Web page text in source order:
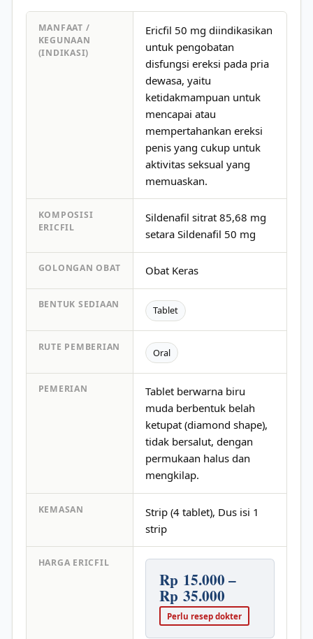
MANFAAT /
KEGUNAAN
(INDIKASI)
Ericfil 50 mg diindikasikan
untuk pengobatan
disfungsi ereksi pada pria
dewasa, yaitu
ketidakmampuan untuk
mencapai atau
mempertahankan ereksi
penis yang cukup untuk
aktivitas seksual yang
memuaskan.
KOMPOSISI
ERICFIL
Sildenafil sitrat 85,68 mg
setara Sildenafil 50 mg
GOLONGAN OBAT Obat Keras
BENTUK SEDIAAN Tablet
RUTE PEMBERIAN Oral
PEMERIAN
Tablet berwarna biru
muda berbentuk belah
ketupat (diamond shape),
tidak bersalut, dengan
permukaan halus dan
mengkilap.
KEMASAN
Strip (4 tablet), Dus isi 1
strip
HARGA ERICFIL
Rp 15.000 –
Rp 35.000
Perlu resep dokter